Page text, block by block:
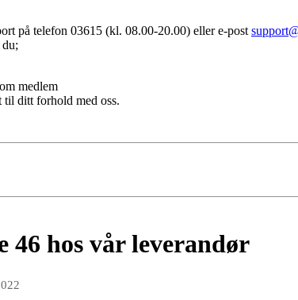
på telefon 03615 (kl. 08.00-20.00) eller e-post
medlem
til ditt forhold med oss.
hos vår leverandør